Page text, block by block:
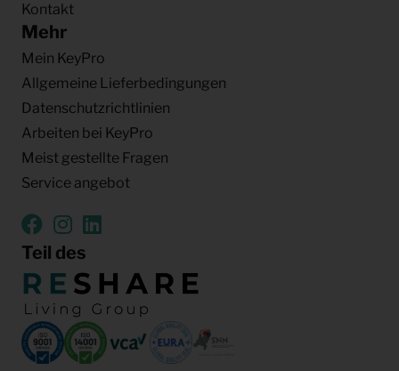
Kontakt
Mehr
Mein KeyPro
Allgemeine Lieferbedingungen
Datenschutzrichtlinien
Arbeiten bei KeyPro
Meist gestellte Fragen
Service angebot
Teil des